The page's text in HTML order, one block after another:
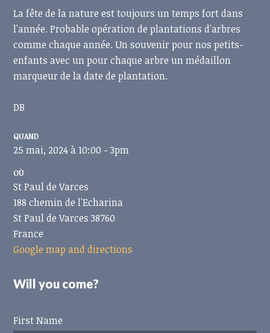
La fête de la nature est toujours un temps fort dans
l'année. Probable opération de plantations d'arbres
comme chaque année. Un souvenir pour nos petits-
enfants avec un pour chaque arbre un médaillon
marqueur de la date de plantation.
DB
QUAND
25 mai, 2024 à 10:00 - 3pm
OÙ
St Paul de Varces
188 chemin de l'Echarina
St Paul de Varces 38760
France
Google map and directions
Will you come?
First Name